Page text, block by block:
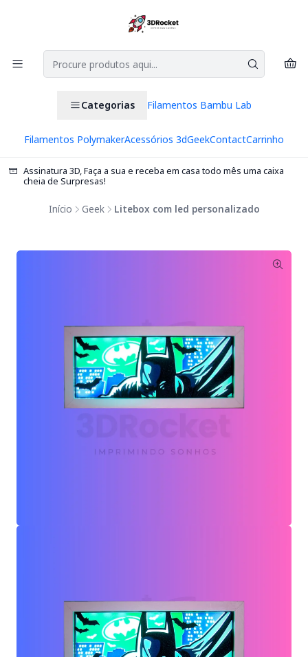
Categorias Filamentos Bambu Lab
Filamentos PolymakerAcessórios 3dGeekContactCarrinho
Assinatura 3D, Faça a sua e receba em casa todo mês uma caixa
cheia de Surpresas!
Início Geek Litebox com led personalizado